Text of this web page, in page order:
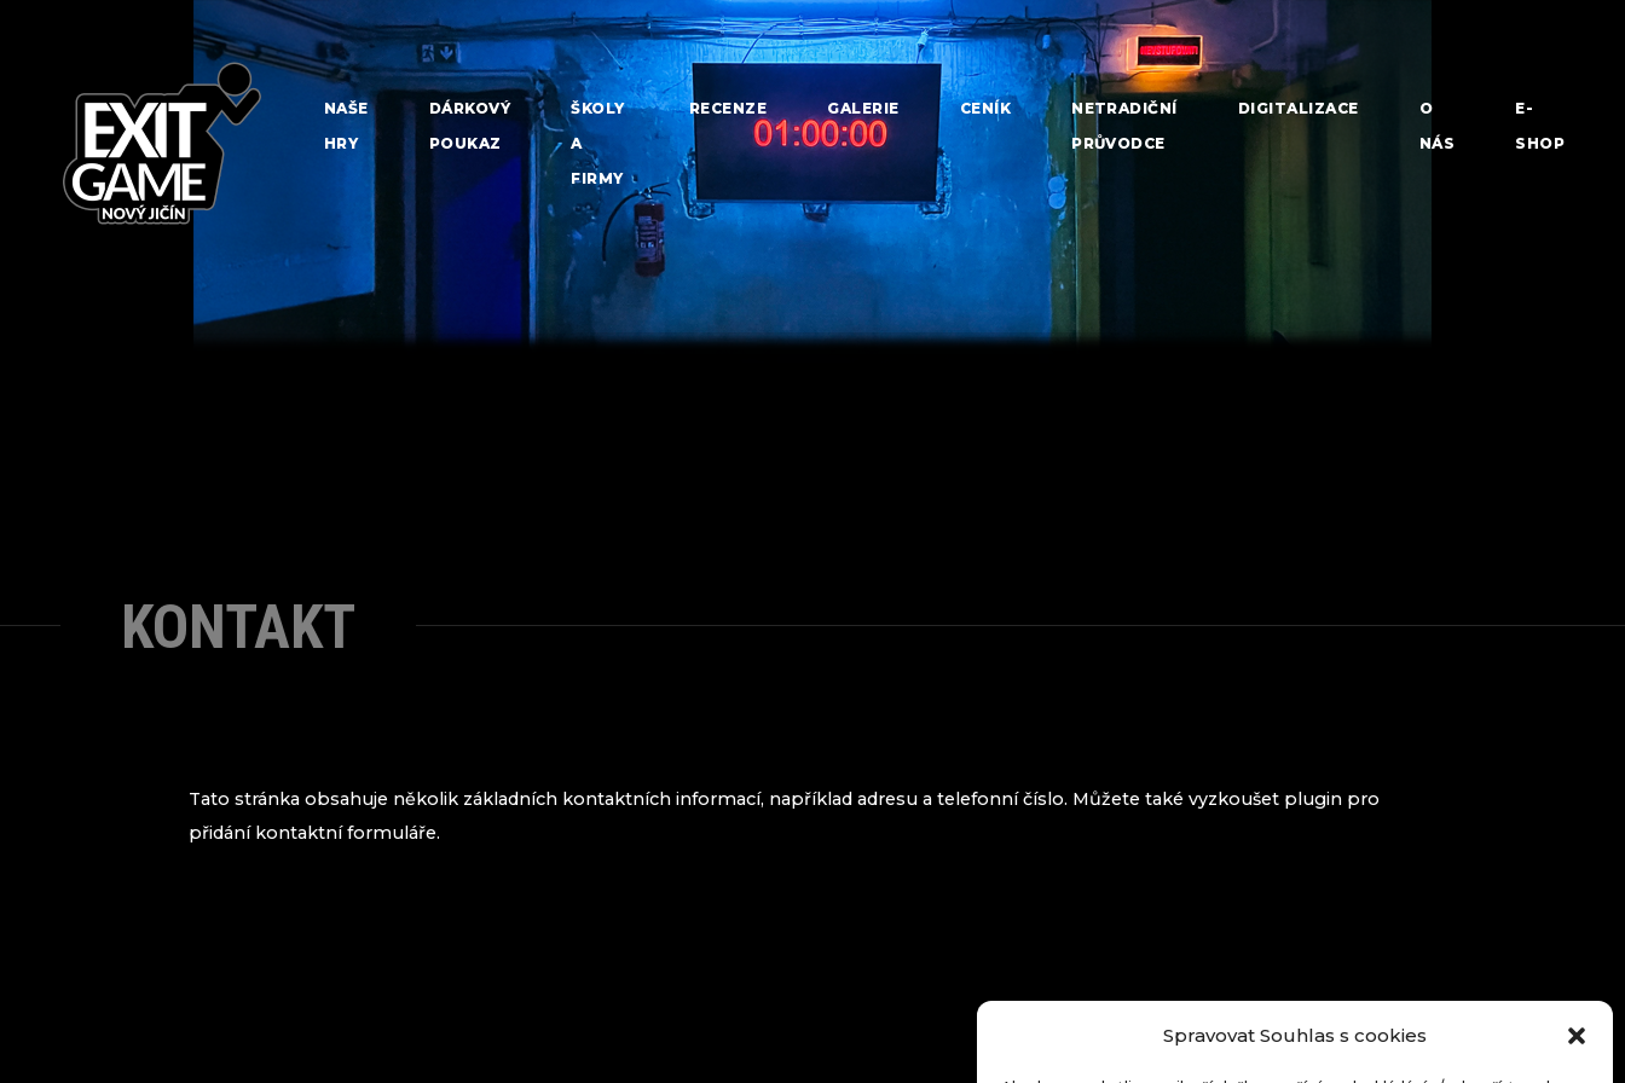
Spravovat Souhlas s cookies
NAŠE
HRY
DÁRKOVÝ
POUKAZ
ŠKOLY
A
FIRMY
RECENZE GALERIE CENÍK
NETRADIČNÍ
PRŮVODCE
DIGITALIZACE
O
NÁS
E-
SHOP
KONTAKT
Tato stránka obsahuje několik základních kontaktních informací, například adresu a telefonní číslo. Můžete také vyzkoušet plugin pro
přidání kontaktní formuláře.